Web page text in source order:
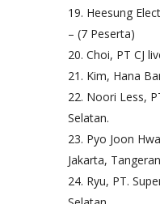
Heesung
– (7 Peserta)
Choi, PT CJ
Kim, Hana
Noori Less,
Selatan.
Pyo Joon
Jakarta,
Ryu, PT.